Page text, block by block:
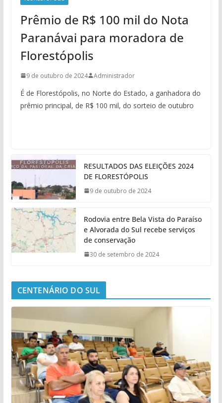
Prêmio de R$ 100 mil do Nota
Paranávai para moradora de
Florestópolis
9 de outubro de 2024 Administrador
É de Florestópolis, no Norte do Estado, a ganhadora do
prêmio principal, de R$ 100 mil, do sorteio de outubro
RESULTADOS DAS ELEIÇÕES 2024
DE FLORESTÓPOLIS
9 de outubro de 2024
Rodovia entre Bela Vista do Paraíso
e Alvorada do Sul recebe serviços
de conservação
30 de setembro de 2024
CENTENÁRIO DO SUL